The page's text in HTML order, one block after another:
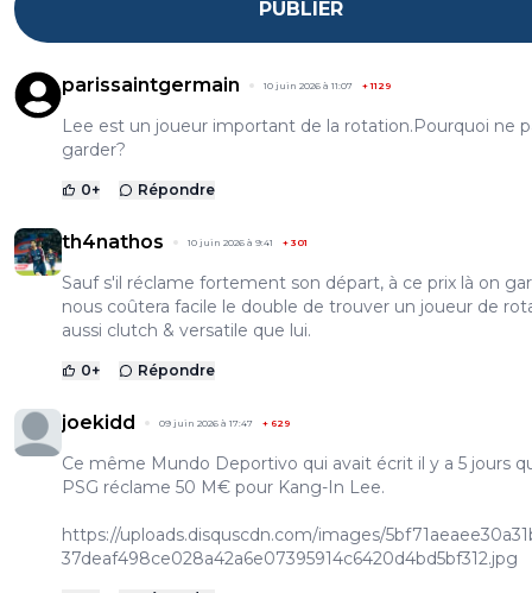
PUBLIER
parissaintgermain 10 juin 2026 à 11:07 +1129
Lee est un joueur important de la rotation.Pourquoi ne
garder?
0+ Répondre
th4nathos 10 juin 2026 à 9:41 + 301
Sauf s'il réclame fortement son départ, à ce prix là on
nous coûtera facile le double de trouver un joueur de
aussi clutch & versatile que lui.
0+ Répondre
joekidd 09 juin 2026 à 17:47 + 629
Ce même Mundo Deportivo qui avait écrit il y a 5 jours
PSG réclame 50 M€ pour Kang-In Lee.
https://uploads.disquscdn.com/images/
37deaf498ce028a42a6e07395914c6420d4bd5bf312.jpg